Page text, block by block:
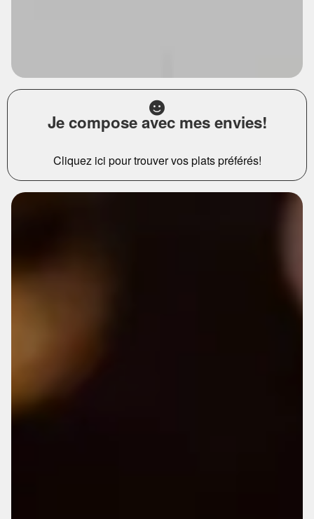
Je compose avec mes envies!
Cliquez ici pour trouver vos plats préférés!